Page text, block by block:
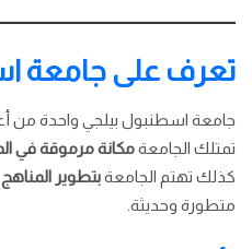
تعرف على جامعة
جامعة اسطنبول بيلجي واحدة من
تمتلك الجامعةمكانة مرموقة في
كذلك تهتم الجامعةبتطوير
متطورة وحديثة.